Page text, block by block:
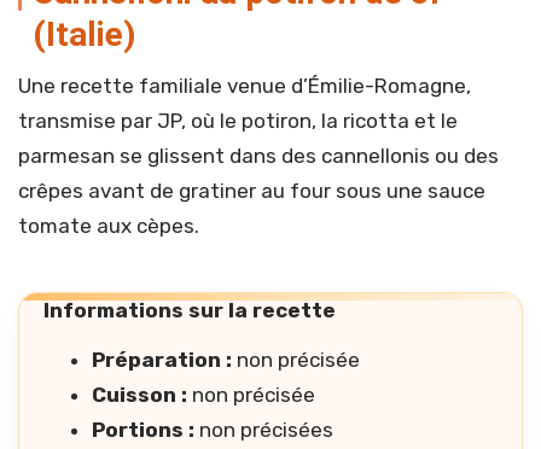
(Italie)
Une recette familiale venue d’Émilie-Romagne,
transmise par JP, où le potiron, la ricotta et le
parmesan se glissent dans des cannellonis ou des
crêpes avant de gratiner au four sous une sauce
tomate aux cèpes.
Informations sur la recette
Préparation : non précisée
Cuisson : non précisée
Portions : non précisées